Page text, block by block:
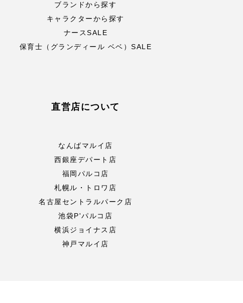
ブランドから探す
キャラクターから探す
ナースSALE
保育士（グランディール ベベ）SALE
直営店について
なんばマルイ店
西銀座デパート店
福岡パルコ店
札幌ル・トロワ店
名古屋セントラルパーク店
池袋P'パルコ店
横浜ジョイナス店
神戸マルイ店